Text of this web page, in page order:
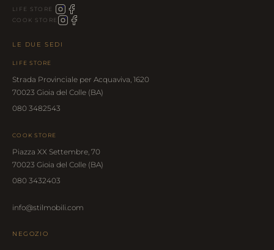
LIFE STORE
COOK STORE
LE DUE SEDI
LIFE STORE
Strada Provinciale per Acquaviva, 1620
70023 Gioia del Colle (BA)
080 3482543
COOK STORE
Piazza XX Settembre, 70
70023 Gioia del Colle (BA)
080 3432403
info@stilmobili.com
NEGOZIO